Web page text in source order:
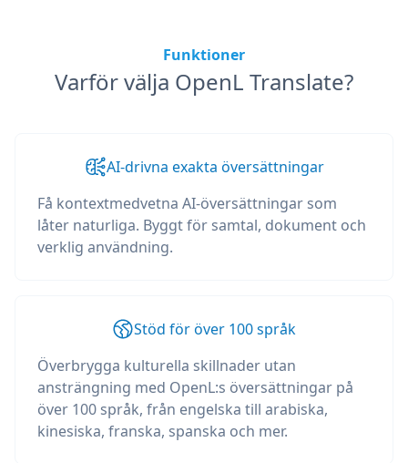
Funktioner
Varför välja OpenL Translate?
AI-drivna exakta översättningar
Få kontextmedvetna AI-översättningar som
låter naturliga. Byggt för samtal, dokument och
verklig användning.
Stöd för över 100 språk
Överbrygga kulturella skillnader utan
ansträngning med OpenL:s översättningar på
över 100 språk, från engelska till arabiska,
kinesiska, franska, spanska och mer.